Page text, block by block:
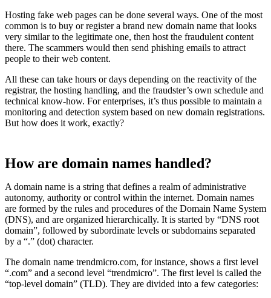
Hosting fake web pages can be done several ways. One of the most
common is to buy or register a brand new domain name that looks
very similar to the legitimate one, then host the fraudulent content
there. The scammers would then send phishing emails to attract
people to their web content.
All these can take hours or days depending on the reactivity of the
registrar, the hosting handling, and the fraudster’s own schedule and
technical know-how. For enterprises, it’s thus possible to maintain a
monitoring and detection system based on new domain registrations.
But how does it work, exactly?
How are domain names handled?
A domain name is a string that defines a realm of administrative
autonomy, authority or control within the internet. Domain names
are formed by the rules and procedures of the Domain Name System
(DNS), and are organized hierarchically. It is started by “DNS root
domain”, followed by subordinate levels or subdomains separated
by a “.” (dot) character.
The domain name trendmicro.com, for instance, shows a first level
“.com” and a second level “trendmicro”. The first level is called the
“top-level domain” (TLD). They are divided into a few categories: